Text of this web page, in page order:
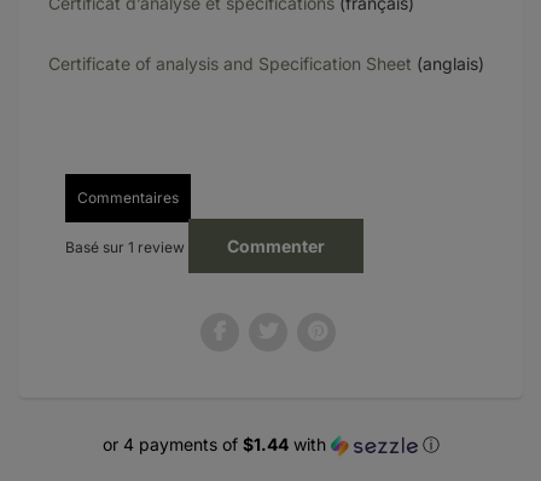
Certificate of analysis and Specification Sheet (anglais)
Commentaires
Basé sur 1 review Commenter
or 4 payments of $1.44with ⓘ